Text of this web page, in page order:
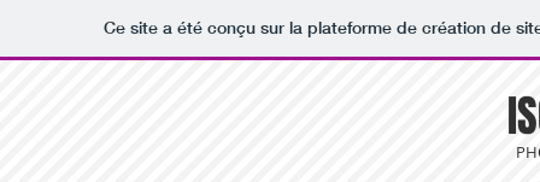
Ce site a été conçu sur la plateforme de création de